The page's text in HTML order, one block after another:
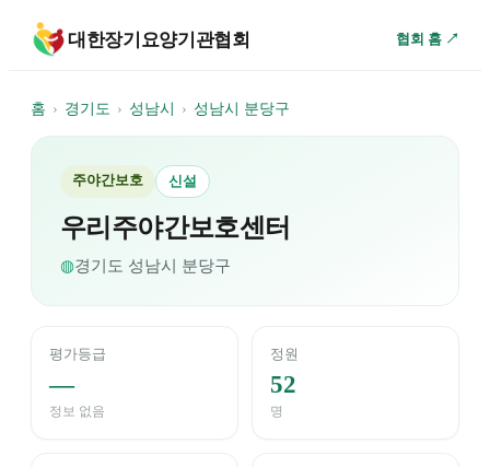
대한장기요양기관협회 협회 홈 ↗
홈 › 경기도 › 성남시 › 성남시 분당구
주야간보호 신설
우리주야간보호센터
◍경기도 성남시 분당구
평가등급
—
정보 없음
정원
52
명